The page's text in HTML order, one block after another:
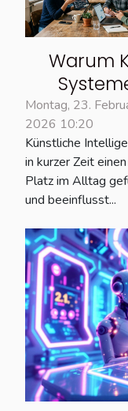
Warum
dieselben
geben
Montag, 23.
2026 10:20
Künstliche
in kurzer Zeit
Platz im Alltag
und beeinflusst...